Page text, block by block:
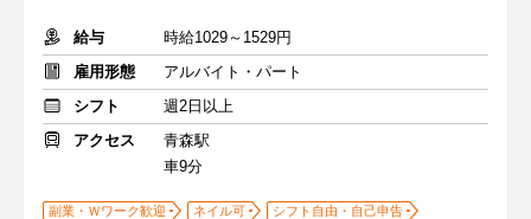
給与
時給1029～1529円
雇用形態
アルバイト・パート
シフト
週2日以上
アクセス
青森駅
車9分
副業・Ｗワーク歓迎 ネイル可
シフト自由・自己申告